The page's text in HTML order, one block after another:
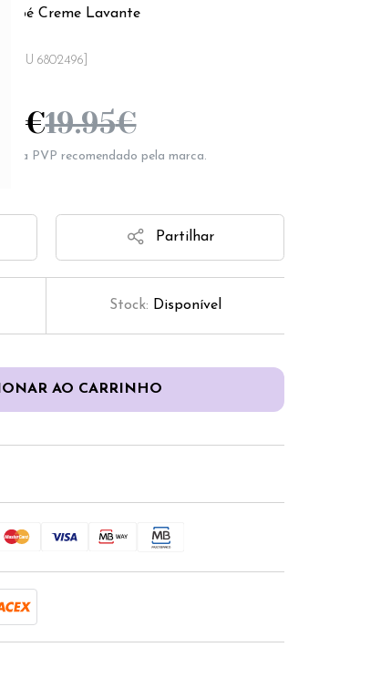
Bebé Creme Lavante
[SKU 6802496]
€19.95€
PVP recomendado pela marca.
Partilhar
Stock: Disponível
AO CARRINHO